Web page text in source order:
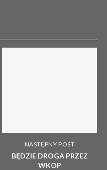
NASTĘPNY POST
BĘDZIE DROGA PRZEZ
WKOP